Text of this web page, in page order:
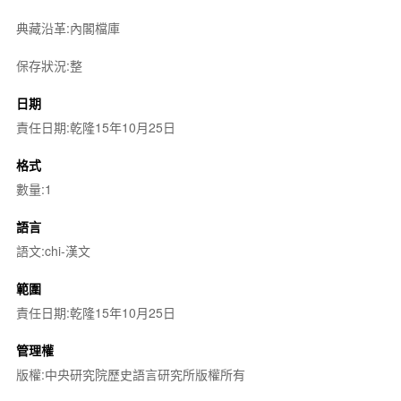
典藏沿革:內閣檔庫
保存狀況:整
日期
責任日期:乾隆15年10月25日
格式
數量:1
語言
語文:chi-漢文
範圍
責任日期:乾隆15年10月25日
管理權
版權:中央研究院歷史語言研究所版權所有